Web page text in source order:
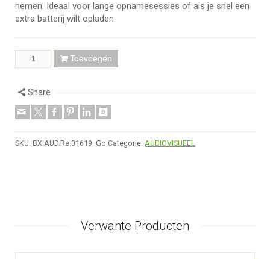
nemen. Ideaal voor lange opnamesessies of als je snel een
extra batterij wilt opladen.
Toevoegen
Share
SKU: BX.AUD.Re.01619_Go Categorie: AUDIOVISUEEL
Verwante Producten